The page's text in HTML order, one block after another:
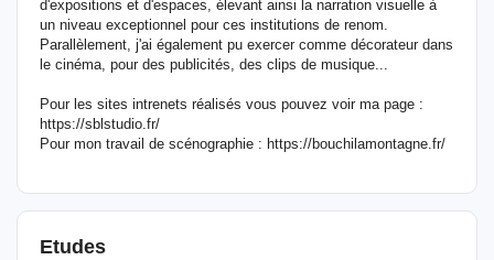
d'expositions et d'espaces, élevant ainsi la narration visuelle à
un niveau exceptionnel pour ces institutions de renom.
Parallèlement, j'ai également pu exercer comme décorateur dans
le cinéma, pour des publicités, des clips de musique...
Pour les sites intrenets réalisés vous pouvez voir ma page :
https://sblstudio.fr/
Pour mon travail de scénographie : https://bouchilamontagne.fr/
Etudes